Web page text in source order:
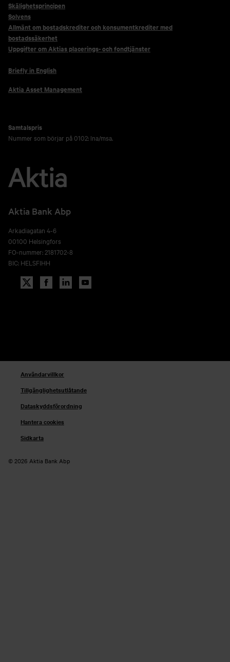
Skälighetsprincipen
Solvens
Allmänt om bostadskrediter och konsumentkrediter med
bostadssäkerhet
Uppgifter om Aktias placerings- och fondtjänster
Briefly in English
Aktia Asset Management
Samtalspris
Nummer som börjar på 0102: lna/msa.
Aktia Bank Abp
Arkadiagatan 4-6
00100 Helsingfors
FO-nummer: 2181702-8
BIC: HELSFIHH
© 2026 Aktia Bank Abp
Användarvillkor
Tillgänglighetsutlåtande
Dataskyddsförordning
Hantera cookies
Sidkarta